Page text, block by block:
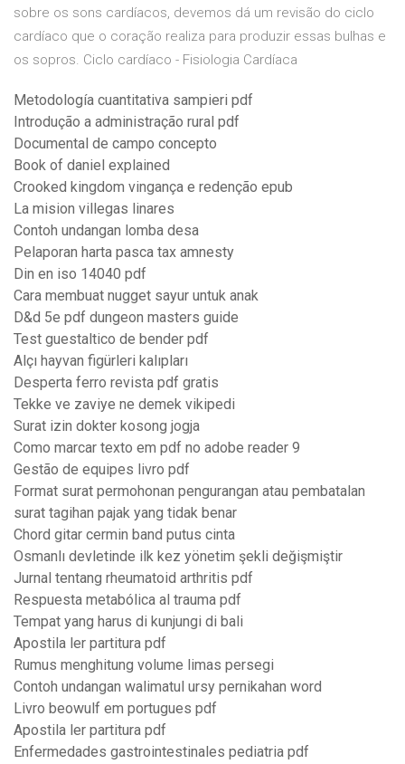
sobre os sons cardíacos, devemos dá um revisão do ciclo
cardíaco que o coração realiza para produzir essas bulhas e
os sopros. Ciclo cardíaco - Fisiologia Cardíaca
Metodología cuantitativa sampieri pdf
Introdução a administração rural pdf
Documental de campo concepto
Book of daniel explained
Crooked kingdom vingança e redenção epub
La mision villegas linares
Contoh undangan lomba desa
Pelaporan harta pasca tax amnesty
Din en iso 14040 pdf
Cara membuat nugget sayur untuk anak
D&d 5e pdf dungeon masters guide
Test guestaltico de bender pdf
Alçı hayvan figürleri kalıpları
Desperta ferro revista pdf gratis
Tekke ve zaviye ne demek vikipedi
Surat izin dokter kosong jogja
Como marcar texto em pdf no adobe reader 9
Gestão de equipes livro pdf
Format surat permohonan pengurangan atau pembatalan
surat tagihan pajak yang tidak benar
Chord gitar cermin band putus cinta
Osmanlı devletinde ilk kez yönetim şekli değişmiştir
Jurnal tentang rheumatoid arthritis pdf
Respuesta metabólica al trauma pdf
Tempat yang harus di kunjungi di bali
Apostila ler partitura pdf
Rumus menghitung volume limas persegi
Contoh undangan walimatul ursy pernikahan word
Livro beowulf em portugues pdf
Apostila ler partitura pdf
Enfermedades gastrointestinales pediatria pdf